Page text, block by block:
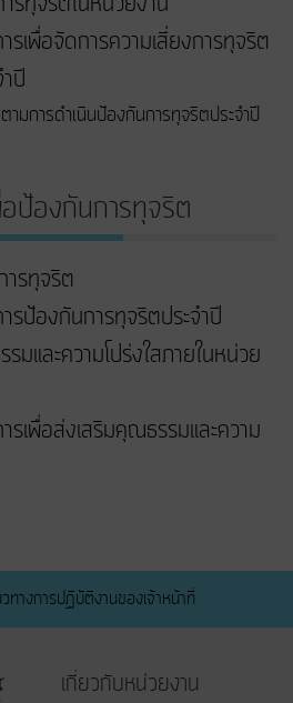
รเพื่อจัดการความเสี่ยงการทุจริต
ปี
ามการดำเนินป้องกันการทุจริตประจำปี
อป้องกันการทุจริต
รทุจริต
รป้องกันการทุจริตประจำปี
มและความโปร่งใสภายในหน่วย
รเพื่อส่งเสริมคุณธรรมและความ
ทางการปฏิบัติงานของเจ้าหน้าที่
เกี่ยวกับหน่วยงาน